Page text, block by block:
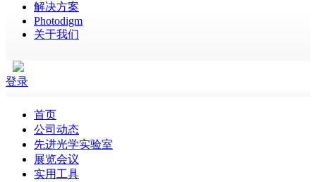
解决方案
Photodigm
关于我们
登录
首页
公司动态
先进光学实验室
展览会议
实用工具